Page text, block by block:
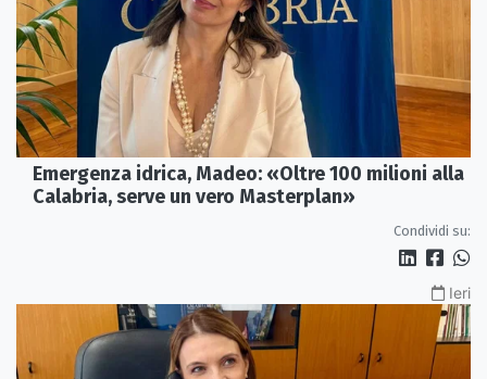
Emergenza idrica, Madeo: «Oltre 100 milioni alla
Calabria, serve un vero Masterplan»
Condividi su:
Ieri